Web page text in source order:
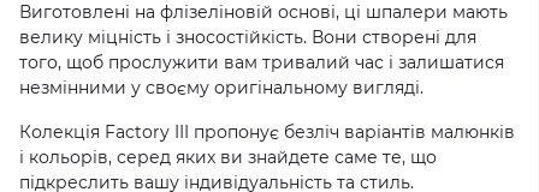
Виготовлені на флізеліновій основі, ці шпалери мають
велику міцність і зносостійкість. Вони створені для
того, щоб прослужити вам тривалий час і залишатися
незмінними у своєму оригінальному вигляді.
Колекція Factory III пропонує безліч варіантів малюнків
і кольорів, серед яких ви знайдете саме те, що
підкреслить вашу індивідуальність та стиль.